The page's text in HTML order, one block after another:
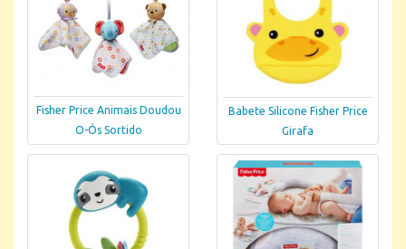
Fisher Price Animais Doudou
O-Ós Sortido
Babete Silicone Fisher Price
Girafa